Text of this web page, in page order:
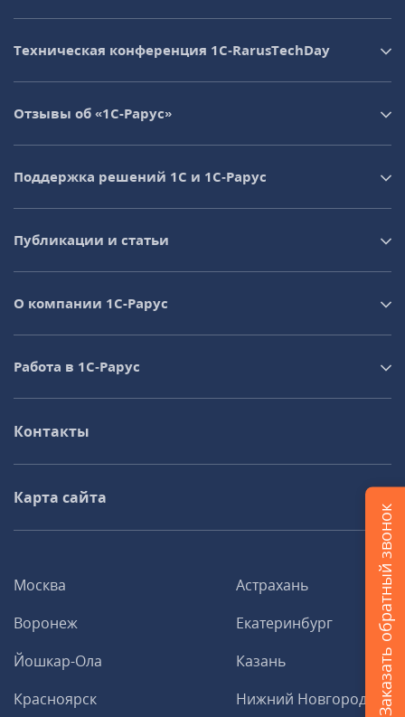
Москва
Астрахань
Воронеж
Екатеринбург
Йошкар-Ола
Казань
Красноярск
Нижний Новгород
Техническая конференция 1C‑RarusTechDay
Отзывы об «1С-Рарус»
Поддержка решений 1С и 1С‑Рарус
Публикации и статьи
О компании 1C-Рарус
Работа в 1С‑Рарус
Контакты
Карта сайта
Заказать обратный звонок